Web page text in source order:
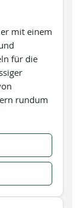
mit einem
für die
rundum